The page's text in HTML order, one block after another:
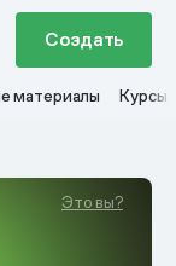
Создать
материалы Курсы
Это вы?